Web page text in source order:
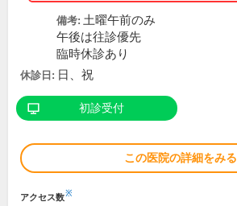
備考: 土曜午前のみ
午後は往診優先
臨時休診あり
休診日: 日、祝
初診受付
この医院の詳細をみる
アクセス数※